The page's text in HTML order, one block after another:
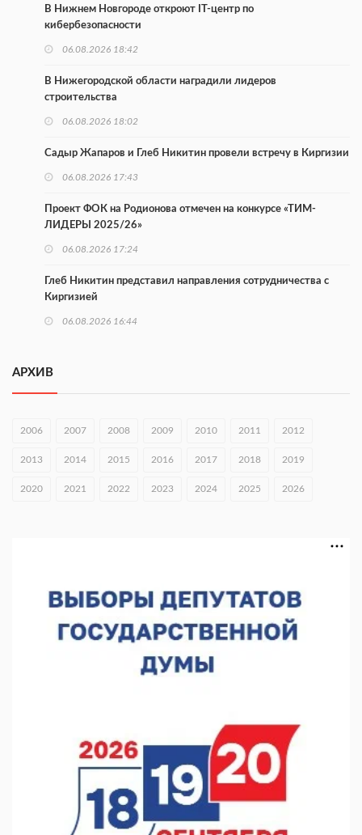
В Нижнем Новгороде откроют IT-центр по
кибербезопасности
06.08.2026 18:42
В Нижегородской области наградили лидеров
строительства
06.08.2026 18:02
Садыр Жапаров и Глеб Никитин провели встречу в Киргизии
06.08.2026 17:43
Проект ФОК на Родионова отмечен на конкурсе «ТИМ-
ЛИДЕРЫ 2025/26»
06.08.2026 17:24
Глеб Никитин представил направления сотрудничества с
Киргизией
06.08.2026 16:44
2026»
06.08.2026 16:37
Городец подписал соглашения с Кара-Кулем и Токмоком
06.08.2026 16:08
Нижегородская область подписала соглашения с регионами
Киргизии
06.08.2026 15:25
Они закрыли наш гештальт
06.08.2026 15:05
Нижегородские хирурги выполнили трансоральную
АРХИВ
2006 2007 2008 2009 2010 2011 2012
2013 2014 2015 2016 2017 2018 2019
2020 2021 2022 2023 2024 2025 2026